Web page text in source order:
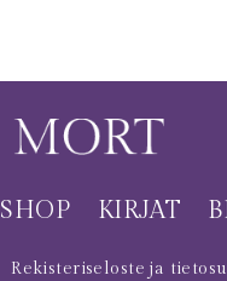
SHOP KIRJAT
Rekisteriseloste ja